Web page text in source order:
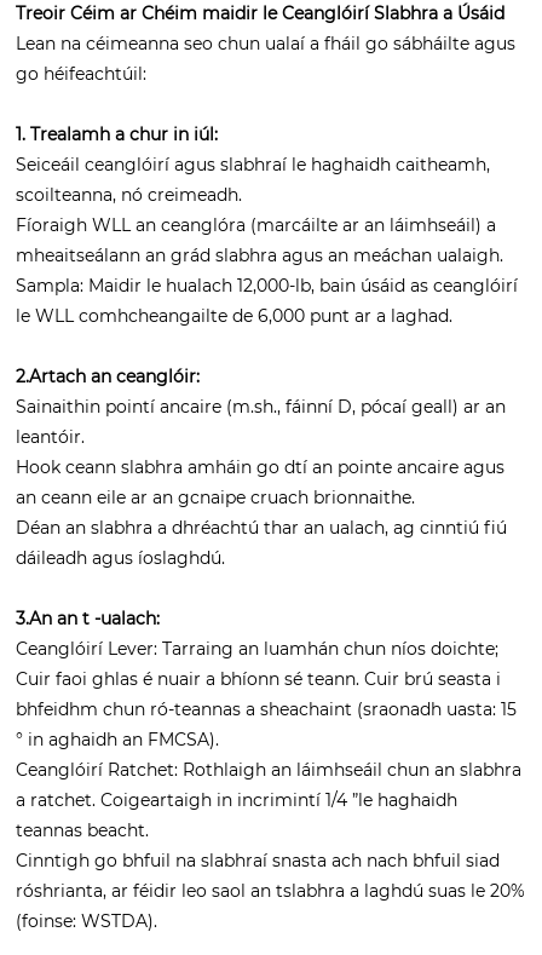
Treoir Céim ar Chéim maidir le Ceanglóirí Slabhra a Úsáid
Lean na céimeanna seo chun ualaí a fháil go sábháilte agus
go héifeachtúil:
1. Trealamh a chur in iúl:
Seiceáil ceanglóirí agus slabhraí le haghaidh caitheamh,
scoilteanna, nó creimeadh.
Fíoraigh WLL an ceanglóra (marcáilte ar an láimhseáil) a
mheaitseálann an grád slabhra agus an meáchan ualaigh.
Sampla: Maidir le hualach 12,000-lb, bain úsáid as ceanglóirí
le WLL comhcheangailte de 6,000 punt ar a laghad.
2.Artach an ceanglóir:
Sainaithin pointí ancaire (m.sh., fáinní D, pócaí geall) ar an
leantóir.
Hook ceann slabhra amháin go dtí an pointe ancaire agus
an ceann eile ar an gcnaipe cruach brionnaithe.
Déan an slabhra a dhréachtú thar an ualach, ag cinntiú fiú
dáileadh agus íoslaghdú.
3.An an t -ualach:
Ceanglóirí Lever: Tarraing an luamhán chun níos doichte;
Cuir faoi ghlas é nuair a bhíonn sé teann. Cuir brú seasta i
bhfeidhm chun ró-teannas a sheachaint (sraonadh uasta: 15
° in aghaidh an FMCSA).
Ceanglóirí Ratchet: Rothlaigh an láimhseáil chun an slabhra
a ratchet. Coigeartaigh in incrimintí 1/4 ”le haghaidh
teannas beacht.
Cinntigh go bhfuil na slabhraí snasta ach nach bhfuil siad
róshrianta, ar féidir leo saol an tslabhra a laghdú suas le 20%
(foinse: WSTDA).